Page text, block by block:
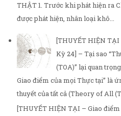
THẬT 1. Trước khi phát hiện ra
được phát hiện, nhân loại khô...
[THUYẾT HIỆN
Kỳ 24] – Tại sao
(TOA)” lại quan
Giao điểm của mọi Thực tại” là
thuyết của tất cả (Theory of All
[THUYẾT HIỆN TẠI – Giao